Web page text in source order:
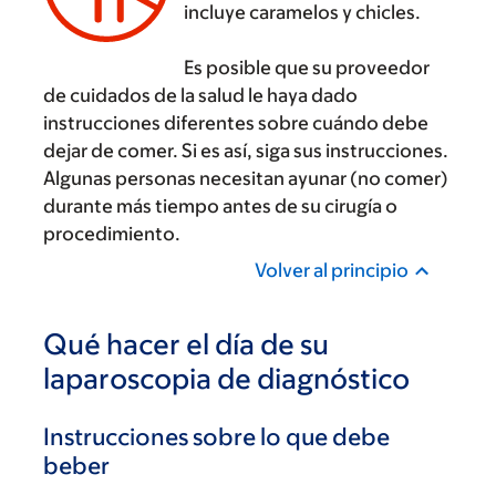
incluye caramelos y chicles.
Es posible que su proveedor
de cuidados de la salud le haya dado
instrucciones diferentes sobre cuándo debe
dejar de comer. Si es así, siga sus instrucciones.
Algunas personas necesitan ayunar (no comer)
durante más tiempo antes de su cirugía o
procedimiento.
Volver al principio
Qué hacer el día de su
laparoscopia de diagnóstico
Instrucciones sobre lo que debe
beber